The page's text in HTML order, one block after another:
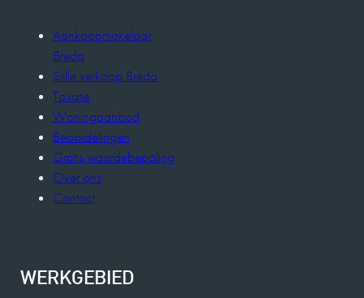
Aankoopmakelaar
Breda
Stille verkoop Breda
Taxatie
Woningaanbod
Beoordelingen
Gratis waardebepaling
Over ons
Contact
WERKGEBIED